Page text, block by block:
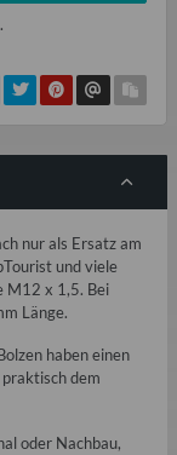
nur als Ersatz am
und viele
M12 x 1,5. Bei
Länge.
haben einen
dem
oder Nachbau,